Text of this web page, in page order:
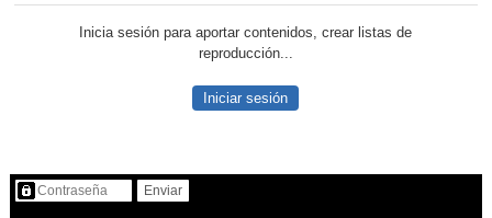
Inicia sesión para aportar contenidos, crear listas de
reproducción...
Iniciar sesión
Contenido protegido…